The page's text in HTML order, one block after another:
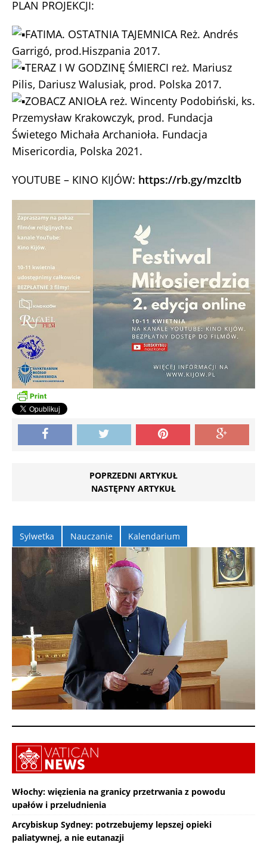
PLAN PROJEKCJI:
FATIMA. OSTATNIA TAJEMNICA Reż. Andrés
Garrigó, prod.Hiszpania 2017.
TERAZ I W GODZINĘ ŚMIERCI reż. Mariusz
Pilis, Dariusz Walusiak, prod. Polska 2017.
ZOBACZ ANIOŁA reż. Wincenty Podobiński, ks.
Przemysław Krakowczyk, prod. Fundacja
Świetego Michała Archanioła. Fundacja
Misericordia, Polska 2021.
YOUTUBE – KINO KIJÓW: https://rb.gy/mzcltb
POPRZEDNI ARTYKUŁ
NASTĘPNY ARTYKUŁ
Sylwetka Nauczanie Kalendarium
Włochy: więzienia na granicy przetrwania z powodu
upałów i przeludnienia
Arcybiskup Sydney: potrzebujemy lepszej opieki
paliatywnej, a nie eutanazji